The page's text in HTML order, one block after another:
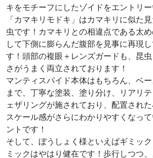
キをモチーフにしたゾイドをエントリー
「カマキリモドキ」はカマキリに似た
虫です！カマキリとの相違点である太
して下側に膨らんだ腹部を見事に再現
す！頭部の複眼＋レンズガードも、昆
さがうまく両立されております！
マンティスパイド本体はもちろん、ベ
まで、丁寧な塗装、塗り分け、リアリ
ェザリングが施されており、配置され
スケール感がさらにわかりやすくなっ
ントです！
そして、ぼうしょく様といえばギミッ
ミックはやはり健在です！歩行しつつ